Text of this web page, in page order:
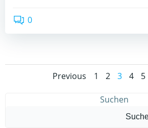
0
Posts
navigation
Previous
Posts
Page
1 Page
2 Page
3 Page
4 5
Suchen